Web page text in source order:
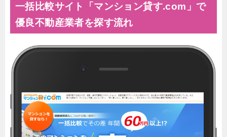
一括比較サイト「マンション貸す.com」で
優良不動産業者を探す流れ